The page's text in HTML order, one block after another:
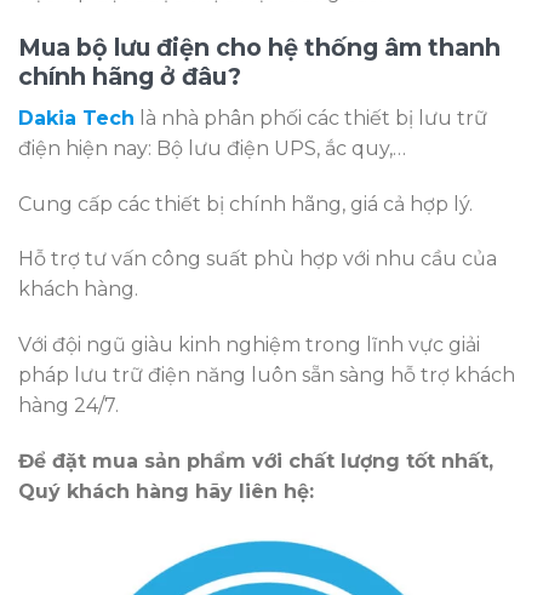
Mua bộ lưu điện cho hệ thống âm thanh
chính hãng ở đâu?
Dakia Tech là nhà phân phối các thiết bị lưu trữ
điện hiện nay: Bộ lưu điện UPS, ắc quy,…
Cung cấp các thiết bị chính hãng, giá cả hợp lý.
Hỗ trợ tư vấn công suất phù hợp với nhu cầu của
khách hàng.
Với đội ngũ giàu kinh nghiệm trong lĩnh vực giải
pháp lưu trữ điện năng luôn sẵn sàng hỗ trợ khách
hàng 24/7.
Để đặt mua sản phẩm với chất lượng tốt nhất,
Quý khách hàng hãy liên hệ: